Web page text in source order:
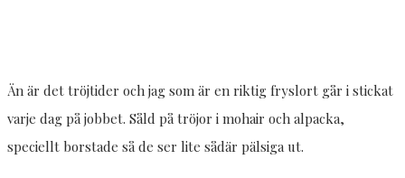
Än är det tröjtider och jag som är en riktig fryslort går i stickat
varje dag på jobbet. Såld på tröjor i mohair och alpacka,
speciellt borstade så de ser lite sådär pälsiga ut.